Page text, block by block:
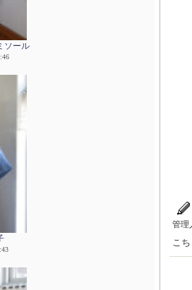
ソール
管理
こ